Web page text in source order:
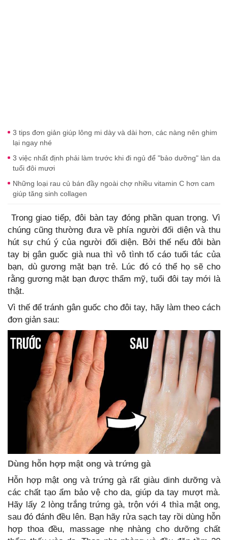
3 tips đơn giản giúp lông mi dày và dài hơn, các nàng nên ghim
lại ngay nhé
3 việc nhất định phải làm trước khi đi ngủ để "bảo dưỡng" làn da
tuổi đôi mươi
Những loại rau củ bán đầy ngoài chợ nhiều vitamin C hơn cam
giúp tăng sinh collagen
Trong giao tiếp, đôi bàn tay đóng phần quan trọng. Vì
chúng cũng thường đưa về phía người đối diện và thu
hút sự chú ý của người đối diện. Bởi thế nếu đôi bàn
tay bị gân guốc già nua thì vô tình tố cáo tuổi tác của
bạn, dù gương mặt bạn trẻ. Lúc đó có thể họ sẽ cho
rằng gương mặt bạn được thẩm mỹ, tuổi đôi tay mới là
thật.
Vì thế để tránh gân guốc cho đôi tay, hãy làm theo cách
đơn giản sau:
Dùng hỗn hợp mật ong và trứng gà
Hỗn hợp mật ong và trứng gà rất giàu dinh dưỡng và
các chất tạo ẩm bảo vệ cho da, giúp da tay mượt mà.
Hãy lấy 2 lòng trắng trứng gà, trộn với 4 thìa mật ong,
sau đó đánh đều lên. Bạn hãy rửa sạch tay rồi dùng hỗn
hợp thoa đều, massage nhẹ nhàng cho dưỡng chất